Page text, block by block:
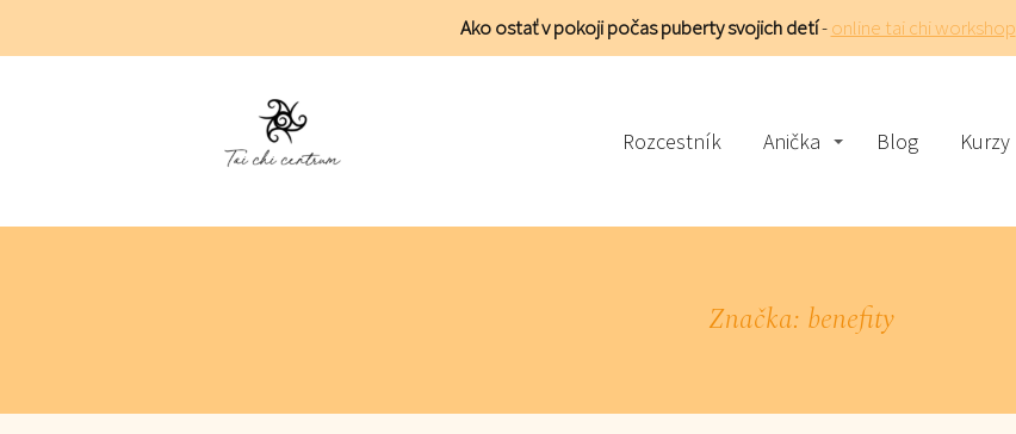
Ako ostať v pokoji počas puberty svojich detí-online tai chi workshop
Rozcestník Anička Blog Kurzy
Značka: benefity